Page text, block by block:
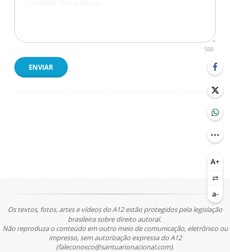
500
ENVIAR
Os textos, fotos, artes e vídeos do A12 estão protegidos pela legislação
brasileira sobre direito autoral.
Não reproduza o conteúdo em outro meio de comunicação, eletrônico ou
impresso, sem autorização expressa do A12
(faleconosco@santuarionacional.com).